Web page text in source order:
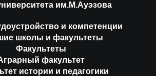
им.М.Ауэзова
и компетенции
школы и факультеты
Факультеты
факультет
истории и педагогики